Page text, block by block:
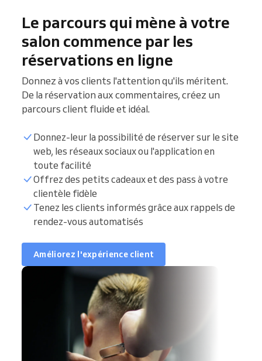
Le parcours qui mène à votre
salon commence par les
réservations en ligne
Donnez à vos clients l'attention qu'ils méritent.
De la réservation aux commentaires, créez un
parcours client fluide et idéal.
Donnez-leur la possibilité de réserver sur le site
web, les réseaux sociaux ou l'application en
toute facilité
Offrez des petits cadeaux et des pass à votre
clientèle fidèle
Tenez les clients informés grâce aux rappels de
rendez-vous automatisés
Améliorez l'expérience client